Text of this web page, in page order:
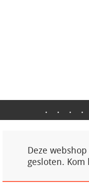
. . . .
Deze
gesloten.